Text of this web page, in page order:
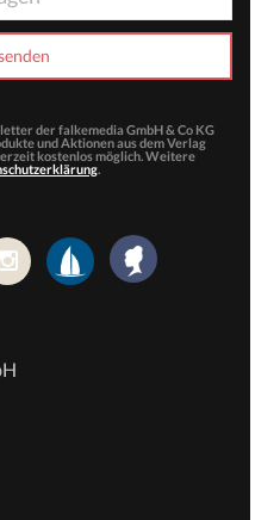
der falkemedia GmbH & Co KG
und Aktionen aus dem Verlag
kostenlos möglich. Weitere
.